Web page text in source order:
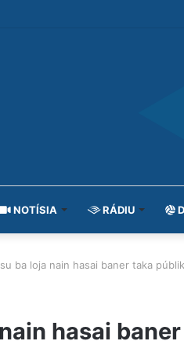
NOTÍSIA RÁDIU
ba loja nain hasai baner taka
hasai